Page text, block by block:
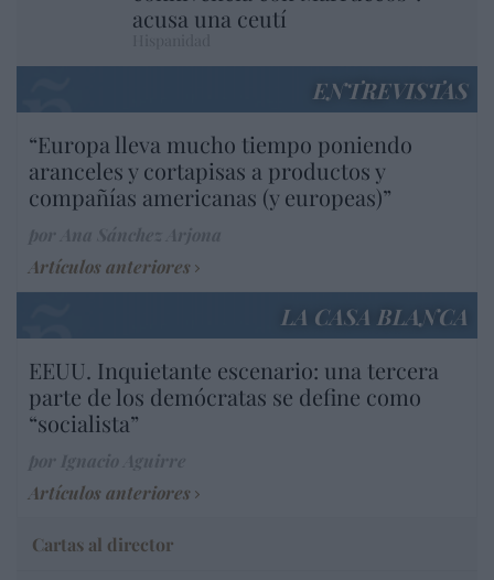
acusa una ceutí
ENTREVISTAS
“Europa lleva mucho tiempo poniendo
aranceles y cortapisas a productos y
compañías americanas (y europeas)”
Artículos anteriores
LA CASA BLANCA
EEUU. Inquietante escenario: una tercera
parte de los demócratas se define como
“socialista”
Artículos anteriores
Cartas al director